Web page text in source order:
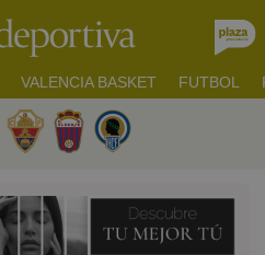
VALENCIA BASKET FUTBOL